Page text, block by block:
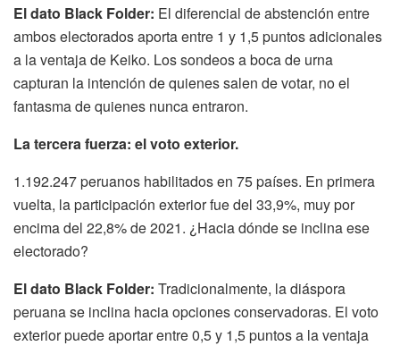
El dato Black Folder: El diferencial de abstención entre
ambos electorados aporta entre 1 y 1,5 puntos adicionales
a la ventaja de Keiko. Los sondeos a boca de urna
capturan la intención de quienes salen de votar, no el
fantasma de quienes nunca entraron.
La tercera fuerza: el voto exterior.
1.192.247 peruanos habilitados en 75 países. En primera
vuelta, la participación exterior fue del 33,9%, muy por
encima del 22,8% de 2021. ¿Hacia dónde se inclina ese
electorado?
El dato Black Folder: Tradicionalmente, la diáspora
peruana se inclina hacia opciones conservadoras. El voto
exterior puede aportar entre 0,5 y 1,5 puntos a la ventaja